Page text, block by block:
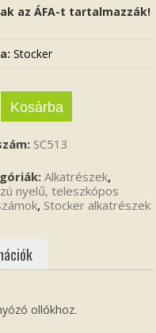
az ÁFA-t tartalmazzák!
Stocker
Kosárba
SC513
Alkatrészek,
nyelű, teleszkópos
, Stocker alkatrészek
ollókhoz.